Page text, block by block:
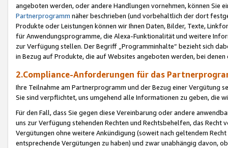
angeboten werden, oder andere Handlungen vornehmen, können Sie
Partnerprogramm näher beschrieben (und vorbehaltlich der dort
Produkte oder Leistungen können wir Ihnen Daten, Bilder, Texte,
für Anwendungsprogramme, die Alexa-Funktionalität und weitere
zur Verfügung stellen. Der Begriff „Programminhalte“ bezieht sich
in Bezug auf Produkte, die auf Websites angeboten werden, bei
2.Compliance-Anforderungen für das
Ihre Teilnahme am Partnerprogramm und der Bezug einer Vergütung
Sie sind verpflichtet, uns umgehend alle Informationen zu geben, die
Für den Fall, dass Sie gegen diese Vereinbarung oder andere
uns zur Verfügung stehenden Rechten und Rechtsbehelfen, das
Vergütungen ohne weitere Ankündigung (soweit nach geltendem
entsprechende Vergütungen zu haben) und zwar unabhängig davon,